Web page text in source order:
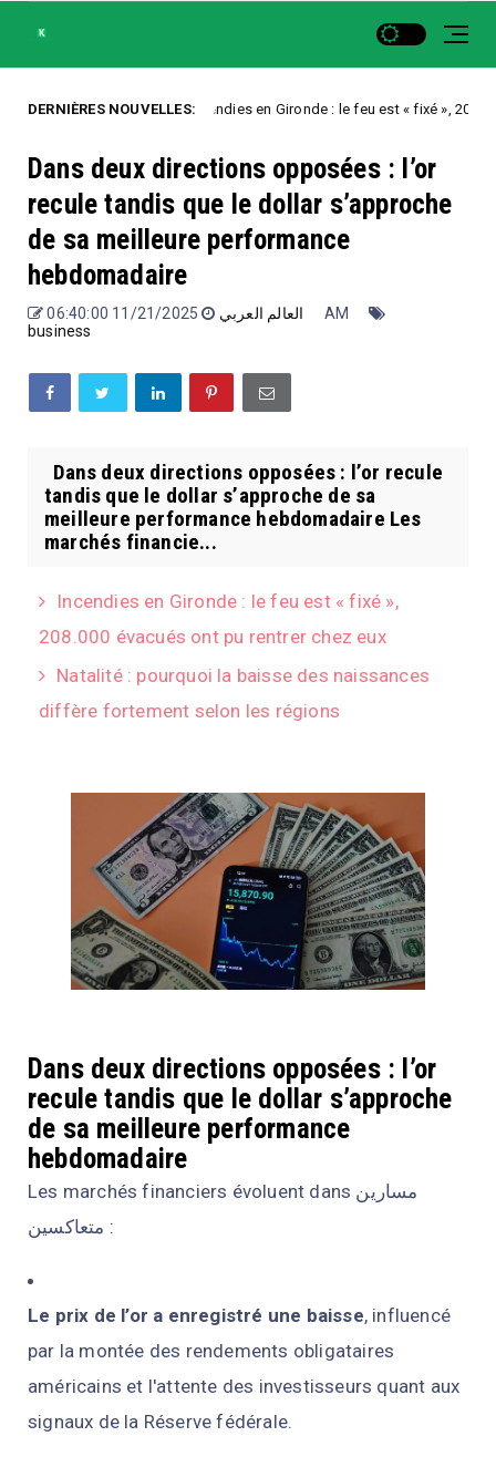
DERNIÈRES NOUVELLES:
Uncategorized Incendies en Gironde : le feu est « fixé », 208.000
Dans deux directions opposées : l’or
recule tandis que le dollar s’approche
de sa meilleure performance
hebdomadaire
العالم العربي
11/21/2025 06:40:00 AM
business
Dans deux directions opposées : l’or recule
tandis que le dollar s’approche de sa
meilleure performance hebdomadaire Les
marchés financie...
Incendies en Gironde : le feu est « fixé »,
208.000 évacués ont pu rentrer chez eux
Natalité : pourquoi la baisse des naissances
diffère fortement selon les régions
Dans deux directions opposées : l’or
recule tandis que le dollar s’approche
de sa meilleure performance
hebdomadaire
Les marchés financiers évoluent dans مسارين
متعاكسين :
Le prix de l’or a enregistré une baisse, influencé
par la montée des rendements obligataires
américains et l'attente des investisseurs quant aux
signaux de la Réserve fédérale.